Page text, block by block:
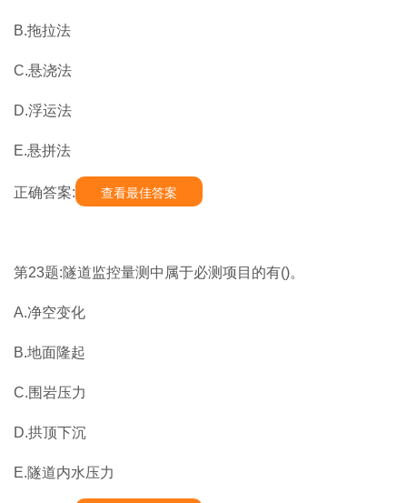
B.拖拉法
C.悬浇法
D.浮运法
E.悬拼法
正确答案: 查看最佳答案
第23题:隧道监控量测中属于必测项目的有()。
A.净空变化
B.地面隆起
C.围岩压力
D.拱顶下沉
E.隧道内水压力